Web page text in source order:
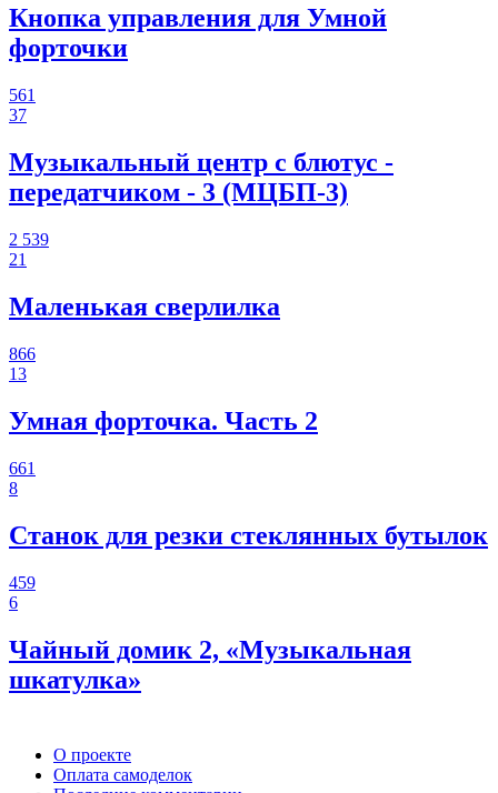
Кнопка управления для Умной
форточки
561
37
Музыкальный центр с блютус -
передатчиком - 3 (МЦБП-3)
2 539
21
Маленькая сверлилка
866
13
Умная форточка. Часть 2
661
8
Станок для резки стеклянных бутылок
459
6
Чайный домик 2, «Музыкальная
шкатулка»
О проекте
Оплата самоделок